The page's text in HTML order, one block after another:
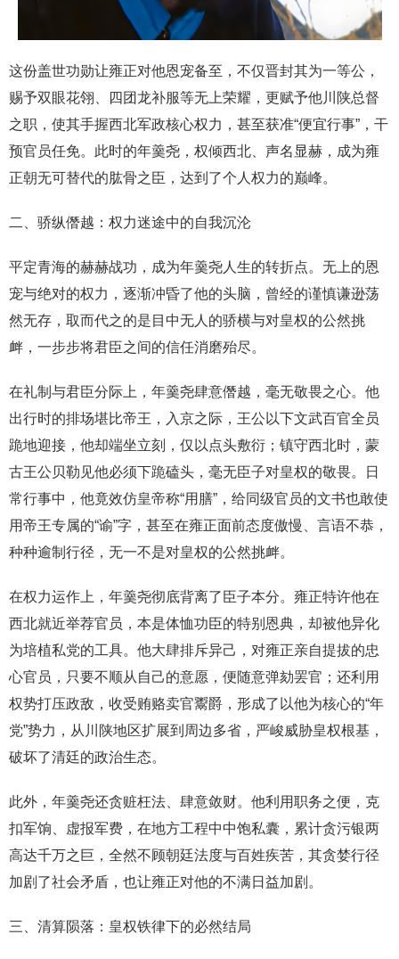
这份盖世功勋让雍正对他恩宠备至，不仅晋封其为一等公，
赐予双眼花翎、四团龙补服等无上荣耀，更赋予他川陕总督
之职，使其手握西北军政核心权力，甚至获准“便宜行事”，干
预官员任免。此时的年羹尧，权倾西北、声名显赫，成为雍
正朝无可替代的肱骨之臣，达到了个人权力的巅峰。
二、骄纵僭越：权力迷途中的自我沉沦
平定青海的赫赫战功，成为年羹尧人生的转折点。无上的恩
宠与绝对的权力，逐渐冲昏了他的头脑，曾经的谨慎谦逊荡
然无存，取而代之的是目中无人的骄横与对皇权的公然挑
衅，一步步将君臣之间的信任消磨殆尽。
在礼制与君臣分际上，年羹尧肆意僭越，毫无敬畏之心。他
出行时的排场堪比帝王，入京之际，王公以下文武百官全员
跪地迎接，他却端坐立刻，仅以点头敷衍；镇守西北时，蒙
古王公贝勒见他必须下跪磕头，毫无臣子对皇权的敬畏。日
常行事中，他竟效仿皇帝称“用膳”，给同级官员的文书也敢使
用帝王专属的“谕”字，甚至在雍正面前态度傲慢、言语不恭，
种种逾制行径，无一不是对皇权的公然挑衅。
在权力运作上，年羹尧彻底背离了臣子本分。雍正特许他在
西北就近举荐官员，本是体恤功臣的特别恩典，却被他异化
为培植私党的工具。他大肆排斥异己，对雍正亲自提拔的忠
心官员，只要不顺从自己的意愿，便随意弹劾罢官；还利用
权势打压政敌，收受贿赂卖官鬻爵，形成了以他为核心的“年
党”势力，从川陕地区扩展到周边多省，严峻威胁皇权根基，
破坏了清廷的政治生态。
此外，年羹尧还贪赃枉法、肆意敛财。他利用职务之便，克
扣军饷、虚报军费，在地方工程中中饱私囊，累计贪污银两
高达千万之巨，全然不顾朝廷法度与百姓疾苦，其贪婪行径
加剧了社会矛盾，也让雍正对他的不满日益加剧。
三、清算陨落：皇权铁律下的必然结局